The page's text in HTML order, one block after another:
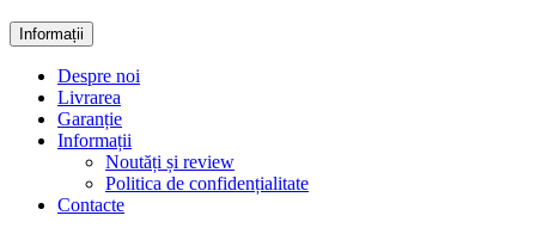
Informații
Despre noi
Livrarea
Garanție
Informații
Noutăți și review
Politica de confidențialitate
Contacte